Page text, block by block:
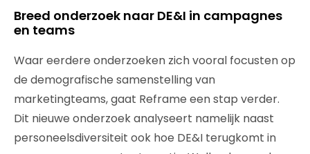
Breed onderzoek naar DE&I in campagnes
en teams
Waar eerdere onderzoeken zich vooral focusten op
de demografische samenstelling van
marketingteams, gaat Reframe een stap verder.
Dit nieuwe onderzoek analyseert namelijk naast
personeelsdiversiteit ook hoe DE&I terugkomt in